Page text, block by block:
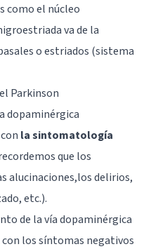
como el núcleo
va de la
o estriados (sistema
Parkinson
dopaminérgica
la sintomatología
que los
alucinaciones,los delirios,
etc.).
de la vía dopaminérgica
los síntomas negativos